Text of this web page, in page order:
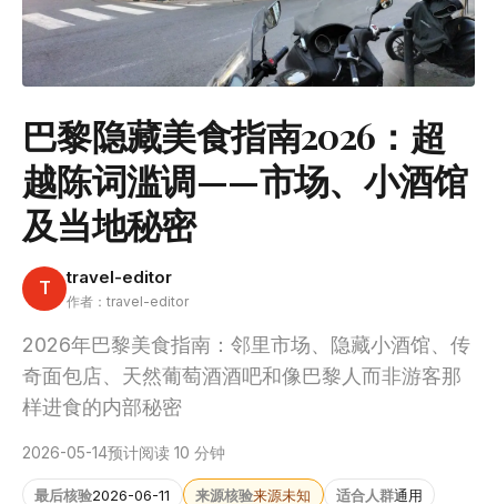
巴黎隐藏美食指南2026：超
越陈词滥调——市场、小酒馆
及当地秘密
T travel-editor
作者：travel-editor
2026年巴黎美食指南：邻里市场、隐藏小酒馆、传
奇面包店、天然葡萄酒酒吧和像巴黎人而非游客那
样进食的内部秘密
2026-05-14预计阅读 10 分钟
最后核验2026-06-11 来源核验来源未知 适合人群通用